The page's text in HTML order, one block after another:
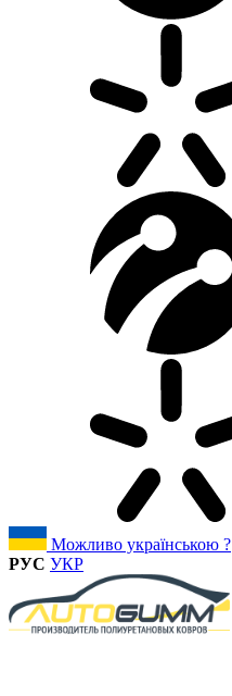
Можливо українською ?
РУС УКР